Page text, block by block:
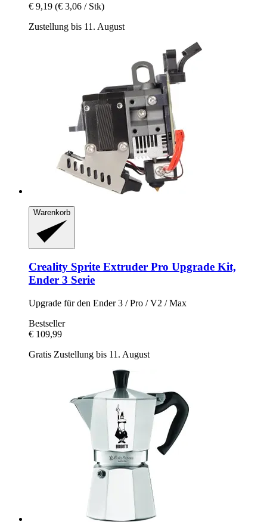
€ 9,19 (€ 3,06 / Stk)
Zustellung bis 11. August
Warenkorb
Creality Sprite Extruder Pro Upgrade Kit,
Ender 3 Serie
Upgrade für den Ender 3 / Pro / V2 / Max
Bestseller
€ 109,99
Gratis Zustellung bis 11. August